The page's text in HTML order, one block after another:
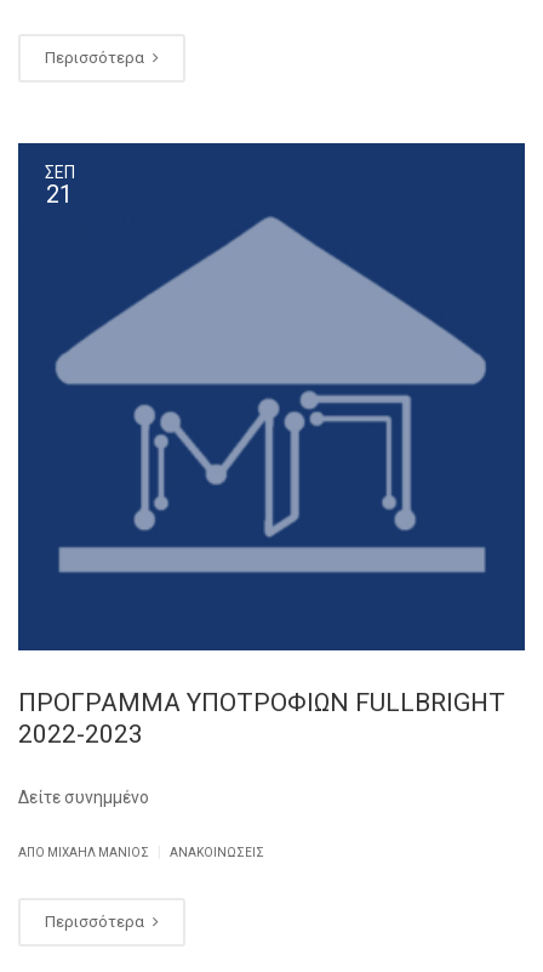
Περισσότερα
ΣΕΠ
21
ΠΡΟΓΡΑΜΜΑ ΥΠΟΤΡΟΦΙΩΝ FULLBRIGHT
2022-2023
Δείτε συνημμένο
ΑΠΌ ΜΙΧΑΉΛ ΜΑΝΙΌΣ ΑΝΑΚΟΙΝΏΣΕΙΣ
Περισσότερα